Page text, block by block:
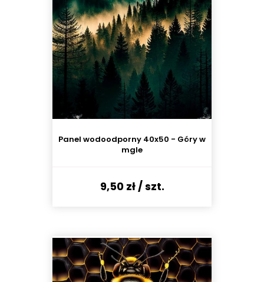
Panel wodoodporny 40x50 - Góry w
mgle
9,50 zł/ szt.